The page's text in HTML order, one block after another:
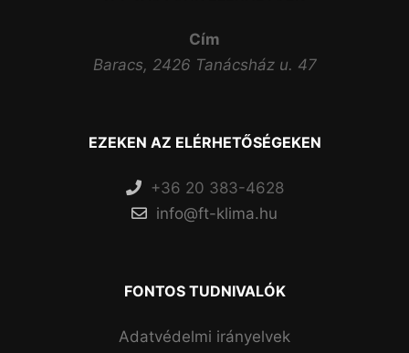
Cím
Baracs, 2426 Tanácsház u. 47
EZEKEN AZ ELÉRHETŐSÉGEKEN
+36 20 383-4628
info@ft-klima.hu
FONTOS TUDNIVALÓK
Adatvédelmi irányelvek